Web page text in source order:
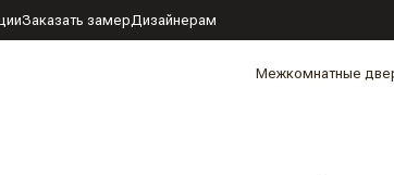
Заказать замер Дизайнерам
Межкомнатные